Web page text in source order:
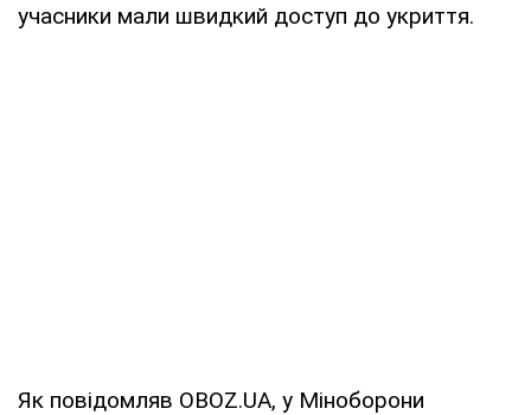
учасники мали швидкий доступ до укриття.
Як повідомляв OBOZ.UA, у Міноборони